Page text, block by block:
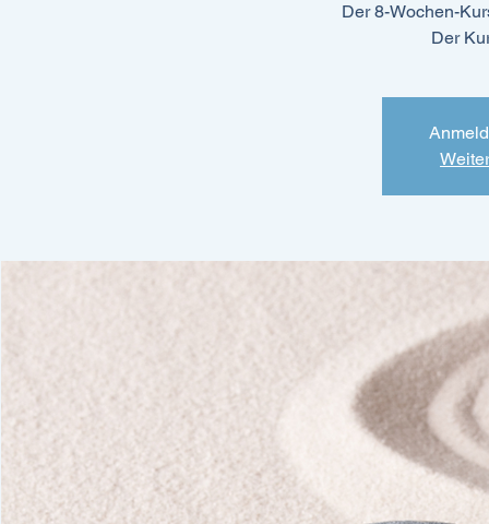
Der 8-Wochen-
Der